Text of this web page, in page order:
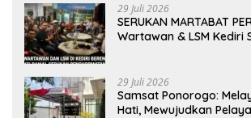
29 Juli 2026
SERUKAN MARTABAT
Wartawan & LSM Kediri
29 Juli 2026
Samsat Ponorogo:
Hati, Mewujudkan